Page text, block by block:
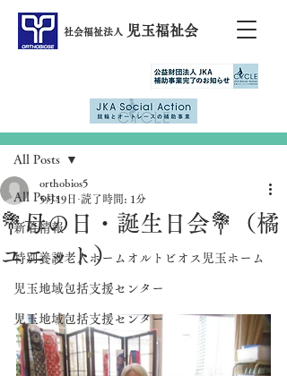
社会福祉法人 児玉福祉会
All Posts
新着情報
特別養護老人ホームオルトビオス児玉ホーム
児玉地域包括支援センター
児玉地域包括支援センター
All Posts
💐母の日・誕生日会💐（橘
ユニット）
orthobios5
5月19日 読了時間: 1分